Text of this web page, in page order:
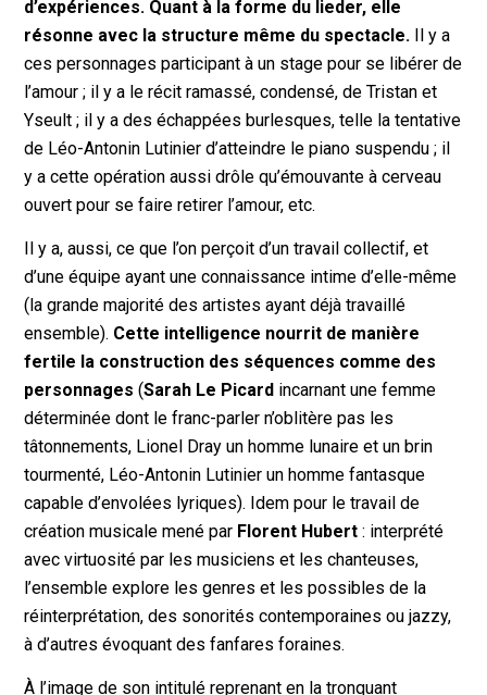
d’expériences. Quant à la forme du lieder, elle
résonne avec la structure même du spectacle. Il y a
ces personnages participant à un stage pour se libérer de
l’amour ; il y a le récit ramassé, condensé, de Tristan et
Yseult ; il y a des échappées burlesques, telle la tentative
de Léo-Antonin Lutinier d’atteindre le piano suspendu ; il
y a cette opération aussi drôle qu’émouvante à cerveau
ouvert pour se faire retirer l’amour, etc.
Il y a, aussi, ce que l’on perçoit d’un travail collectif, et
d’une équipe ayant une connaissance intime d’elle-même
(la grande majorité des artistes ayant déjà travaillé
ensemble). Cette intelligence nourrit de manière
fertile la construction des séquences comme des
personnages (Sarah Le Picard incarnant une femme
déterminée dont le franc-parler n’oblitère pas les
tâtonnements, Lionel Dray un homme lunaire et un brin
tourmenté, Léo-Antonin Lutinier un homme fantasque
capable d’envolées lyriques). Idem pour le travail de
création musicale mené par Florent Hubert : interprété
avec virtuosité par les musiciens et les chanteuses,
l’ensemble explore les genres et les possibles de la
réinterprétation, des sonorités contemporaines ou jazzy,
à d’autres évoquant des fanfares foraines.
À l’image de son intitulé reprenant en la tronquant